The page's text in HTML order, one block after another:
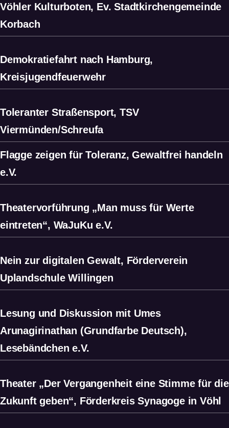
Vöhler Kulturboten, Ev. Stadtkirchengemeinde
Korbach
Demokratiefahrt nach Hamburg,
Kreisjugendfeuerwehr
Toleranter Straßensport, TSV
Viermünden/Schreufa
Flagge zeigen für Toleranz, Gewaltfrei handeln
e.V.
Theatervorführung „Man muss für Werte
eintreten“, WaJuKu e.V.
Nein zur digitalen Gewalt, Förderverein
Uplandschule Willingen
Lesung und Diskussion mit Umes
Arunagirinathan (Grundfarbe Deutsch),
Lesebändchen e.V.
Theater „Der Vergangenheit eine Stimme für die
Zukunft geben“, Förderkreis Synagoge in Vöhl